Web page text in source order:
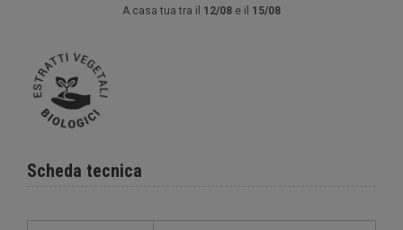
A casa tua tra il 12/08 e il 15/08
Scheda tecnica